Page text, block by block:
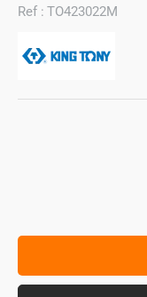
Ref : TO423022M